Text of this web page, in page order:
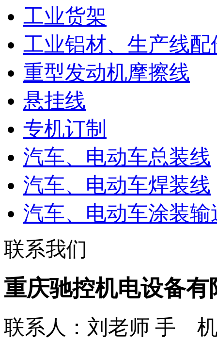
工业货架
工业铝材、生产线配
重型发动机摩擦线
悬挂线
专机订制
汽车、电动车总装线
汽车、电动车焊装线
汽车、电动车涂装输
联系我们
重庆驰控机电设备有
联系人：刘老师 手 机